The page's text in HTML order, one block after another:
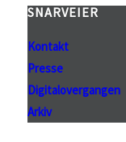
SNARVEIER
Kontakt
Presse
Digitalovergangen
Arkiv